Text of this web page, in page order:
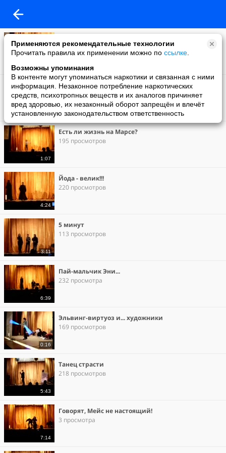
Применяются рекомендательные технологии
Прочитать правила их применении можно по ссылке
Возможны упоминания
В контенте могут упоминаться наркотики и связанная с ними
информация. Незаконное потребление наркотических
средств, психотропных веществ и их аналогов причиняет
вред здоровью, их незаконный оборот запрещён и влечёт
установленную законодательством ответственность
190 просмотров
8:05
Саберфайтинг
317 просмотров
1:07
Есть ли жизнь на Марсе?
195 просмотров
4:24
Йода - велик!!!
220 просмотров
3:11
5 минут
113 просмотров
6:39
Пай-мальчик Эни...
232 просмотра
0:16
Эльвинг-виртуоз и... художники
169 просмотров
5:43
Танец страсти
218 просмотров
7:14
Говорят, Мейс не настоящий!
3 просмотра